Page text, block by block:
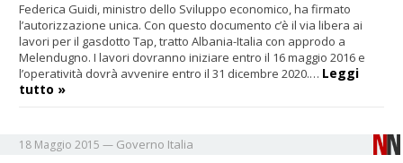
Federica Guidi, ministro dello Sviluppo economico, ha firmato
l’autorizzazione unica. Con questo documento c’è il via libera ai
lavori per il gasdotto Tap, tratto Albania-Italia con approdo a
Melendugno. I lavori dovranno iniziare entro il 16 maggio 2016 e
l’operatività dovrà avvenire entro il 31 dicembre 2020.… Leggi
tutto »
18 Maggio 2015 — Governo Italia